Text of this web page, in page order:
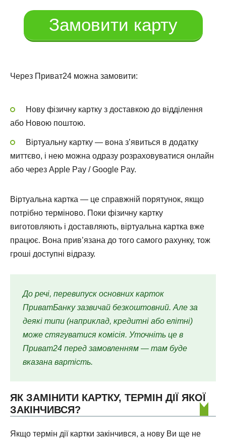
Замовити карту
Через Приват24 можна замовити:
Нову фізичну картку з доставкою до відділення
або Новою поштою.
Віртуальну картку — вона з’явиться в додатку
миттєво, і нею можна одразу розраховуватися онлайн
або через Apple Pay / Google Pay.
Віртуальна картка — це справжній порятунок, якщо
потрібно терміново. Поки фізичну картку
виготовляють і доставляють, віртуальна картка вже
працює. Вона прив’язана до того самого рахунку, тож
гроші доступні відразу.
До речі, перевипуск основних карток
ПриватБанку зазвичай безкоштовний. Але за
деякі типи (наприклад, кредитні або елітні)
може стягуватися комісія. Уточніть це в
Приват24 перед замовленням — там буде
вказана вартість.
ЯК ЗАМІНИТИ КАРТКУ, ТЕРМІН ДІЇ ЯКОЇ
ЗАКІНЧИВСЯ?
Якщо термін дії картки закінчився, а нову Ви ще не